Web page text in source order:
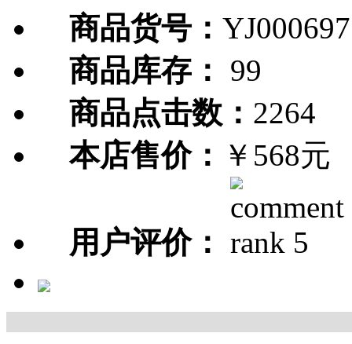
商品货号： YJ000697
商品库存：
99
商品点击数： 2264
本店售价： ￥568元
用户评价：